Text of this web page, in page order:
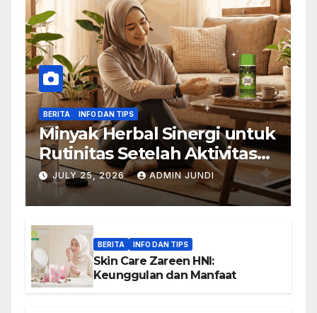
BERITA INFO DAN TIPS
Minyak Herbal Sinergi untuk
Rutinitas Setelah Aktivitas
Padat
JULY 25, 2026 ADMIN JUNDI
BERITA INFO DAN TIPS
Skin Care Zareen HNI:
Keunggulan dan Manfaat